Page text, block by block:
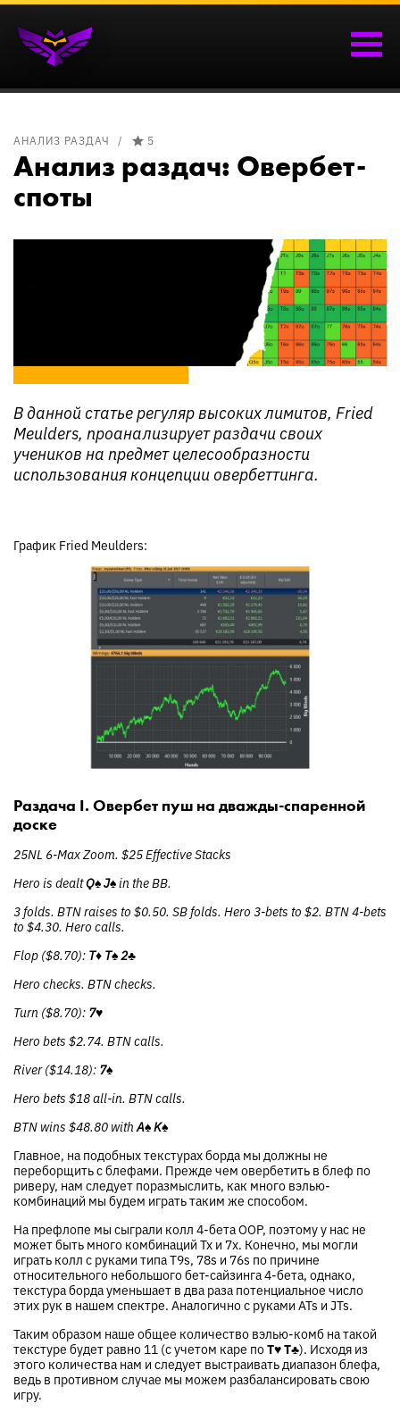
АНАЛИЗ РАЗДАЧ 5
Анализ раздач: Овербет-
споты
В данной статье регуляр высоких лимитов, Fried
Meulders, проанализирует раздачи своих
учеников на предмет целесообразности
использования концепции овербеттинга.
График Fried Meulders:
Раздача I. Овербет пуш на дважды-спаренной
доске
25NL 6-Max Zoom. $25 Effective Stacks
Hero is dealtQ♠J♠in the BB.
3 folds. BTN raises to $0.50. SB folds. Hero 3-bets to $2. BTN 4-bets
to $4.30. Hero calls.
Flop ($8.70): T♦ T♠2♣
Hero checks. BTN checks.
Turn ($8.70): 7♥
Hero bets $2.74. BTN calls.
River ($14.18): 7♠
Hero bets $18 all-in. BTN calls.
BTN wins $48.80 with A♠K♠
Главное, на подобных текстурах борда мы должны не
переборщить с блефами. Прежде чем овербетить в блеф по
риверу, нам следует поразмыслить, как много вэлью-
комбинаций мы будем играть таким же способом.
На префлопе мы сыграли колл 4-бета OOP, поэтому у нас не
может быть много комбинаций Tx и 7x. Конечно, мы могли
играть колл с руками типа T9s, 78s и 76s по причине
относительного небольшого бет-сайзинга 4-бета, однако,
текстура борда уменьшает в два раза потенциальное число
этих рук в нашем спектре. Аналогично с руками ATs и JTs.
Таким образом наше общее количество вэлью-комб на такой
текстуре будет равно 11 (с учетом каре поT♥T♣). Исходя из
этого количества нам и следует выстраивать диапазон блефа,
ведь в противном случае мы можем разбалансировать свою
игру.